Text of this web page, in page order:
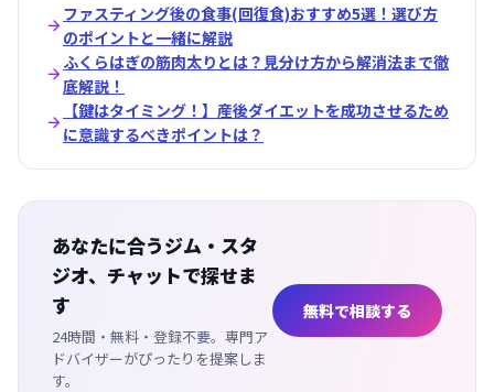

ファスティング後の食事(回復食)おすすめ5選！選び方
のポイントと一緒に解説

ふくらはぎの筋肉太りとは？見分け方から解消法まで徹
底解説！

【鍵はタイミング！】産後ダイエットを成功させるため
に意識するべきポイントは？
あなたに合うジム・スタ
ジオ、チャットで探せま
す
24時間・無料・登録不要。専門ア
ドバイザーがぴったりを提案しま
す。
無料で相談する